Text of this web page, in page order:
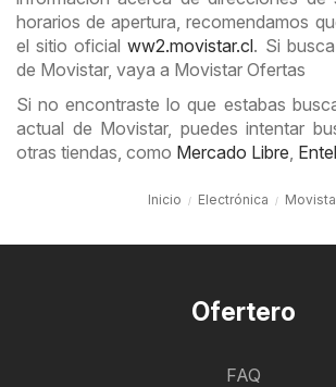
horarios de apertura, recomendamos
el sitio oficialww2.movistar.cl. Si
de Movistar, vaya a Movistar Ofertas
Si no encontraste lo que estabas
actual de Movistar, puedes intentar
otras tiendas, como Mercado Libre, Entel
Inicio Electrónica
Ofertero
FAQ